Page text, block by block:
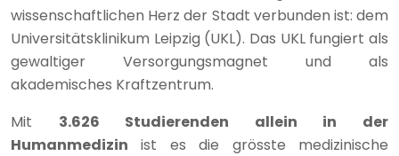
wissenschaftlichen Herz der Stadt verbunden ist: dem
Universitätsklinikum Leipzig (UKL). Das UKL fungiert als
gewaltiger Versorgungsmagnet und als
akademisches Kraftzentrum.
Mit 3.626 Studierenden allein in der
Humanmedizin ist es die grösste medizinische